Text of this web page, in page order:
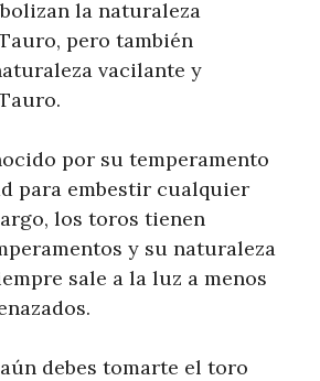
la naturaleza
pero también
vacilante y
por su temperamento
para embestir cualquier
los toros tienen
y su naturaleza
sale a la luz a menos
debes tomarte el toro